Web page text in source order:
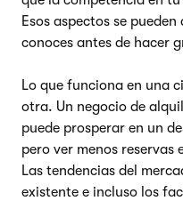
Esos aspectos se
conoces antes de hacer
Lo que funciona en una
otra. Un negocio de
puede prosperar en un
pero ver menos
Las tendencias del
existente e incluso los